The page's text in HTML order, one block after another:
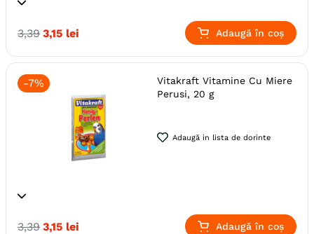
Specie
Pasari
Vitakraft
3,39 3,15 lei Adaugă în coș
-7%
Vitakraft Vitamine Cu Miere
Perusi, 20 g
Adaugă in lista de dorinte
Specie
Perusi
3,39 3,15 lei Adaugă în coș